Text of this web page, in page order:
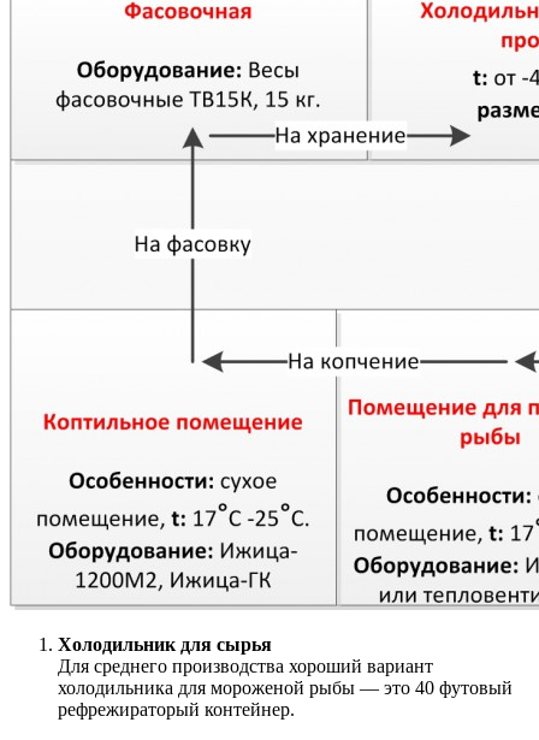
Холодильник для сырья
Для среднего производства хороший вариант
холодильника для мороженой рыбы — это 40 футовый
рефрежираторый контейнер.